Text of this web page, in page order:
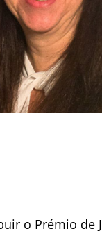
o Prémio de